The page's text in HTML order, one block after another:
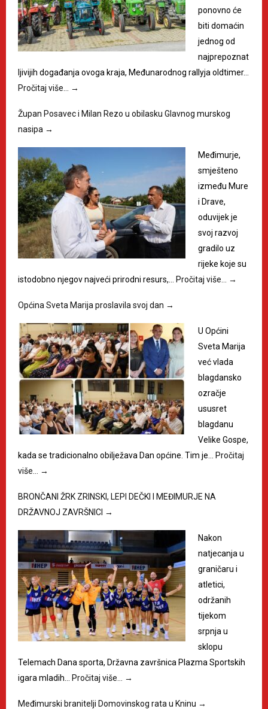
ponovno će
biti domaćin
jednog od
najprepoznat
ljivijih događanja ovoga kraja, Međunarodnog rallyja oldtimer…
Pročitaj više…
→
Župan Posavec i Milan Rezo u obilasku Glavnog murskog
nasipa →
Međimurje,
smješteno
između Mure
i Drave,
oduvijek je
svoj razvoj
gradilo uz
rijeke koje su
istodobno njegov najveći prirodni resurs,…
Pročitaj više… →
Općina Sveta Marija proslavila svoj dan →
U Općini
Sveta Marija
već vlada
blagdansko
ozračje
ususret
blagdanu
Velike Gospe,
kada se tradicionalno obilježava Dan općine. Tim je…
Pročitaj
više…
→
BRONČANI ŽRK ZRINSKI, LEPI DEČKI I MEĐIMURJE NA
DRŽAVNOJ ZAVRŠNICI →
Nakon
natjecanja u
graničaru i
atletici,
održanih
tijekom
srpnja u
sklopu
Telemach Dana sporta, Državna završnica Plazma Sportskih
igara mladih…
Pročitaj više… →
Međimurski branitelji Domovinskog rata u Kninu →